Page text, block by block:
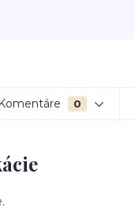
Komentáre 0